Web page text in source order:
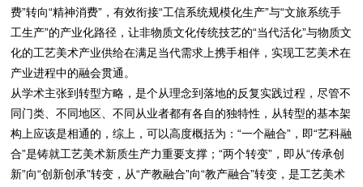
费”转向“精神消费”，有效衔接“工信系统规模化生产”与“文旅系统手
工生产”的产业化路径，让非物质文化传统技艺的“当代活化”与物质文
化的工艺美术产业供给在满足当代需求上携手相伴，实现工艺美术在
产业进程中的融会贯通。
从学术主张到转型方略，是个从理念到落地的反复实践过程，尽管不
同门类、不同地区、不同从业者都有各自的独特性，从转型的基本架
构上应该是相通的，综上，可以高度概括为：“一个融合”，即“艺科融
合”是铸就工艺美术新质生产力重要支撑；“两个转变”，即从“传承创
新”向“创新创承”转变，从“产教融合”向“教产融合”转变，是工艺美术